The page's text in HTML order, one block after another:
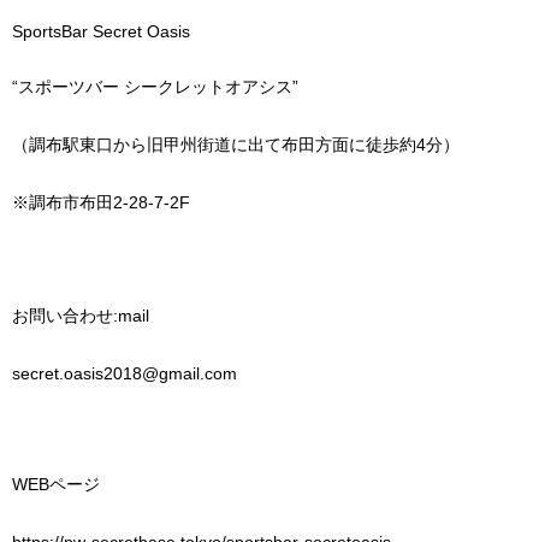
SportsBar Secret Oasis
“スポーツバー シークレットオアシス”
（調布駅東口から旧甲州街道に出て布田方面に徒歩約4分）
※調布市布田 2-28-7-2F
お問い合わせ:mail
secret.oasis2018@gmail.com
WEBページ